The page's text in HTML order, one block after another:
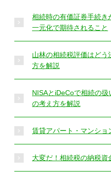
相続時の有価証券手続き
一元化で期待されること
山林の相続税評価はどう
方を解説
NISAとiDeCoで相続の
の考え方を解説
賃貸アパート・マンショ
大変だ！相続税の納税